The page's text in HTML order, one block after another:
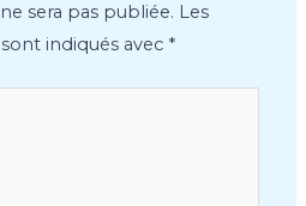
sera pas publiée. Les
indiqués avec *